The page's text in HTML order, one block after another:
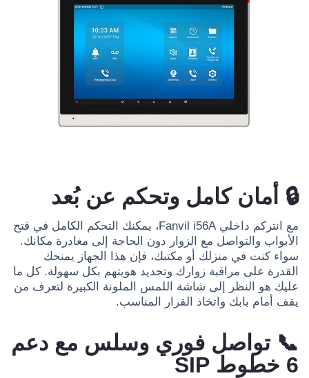
🔒 أمان كامل وتحكم عن بُعد
مع انتركم داخلي Fanvil i56A، يمكنك التحكم الكامل في فتح
الأبواب والتواصل مع الزوار دون الحاجة إلى مغادرة مكانك.
سواء كنت في منزلك أو مكتبك، فإن هذا الجهاز يمنحك
القدرة على مراقبة زوارك وتحديد هويتهم بكل سهولة. كل ما
عليك هو النظر إلى شاشة اللمس الملونة الكبيرة لتعرف من
يقف أمام بابك واتخاذ القرار المناسب.
📞تواصل فوري وسلس مع دعم
6 خطوط SIP